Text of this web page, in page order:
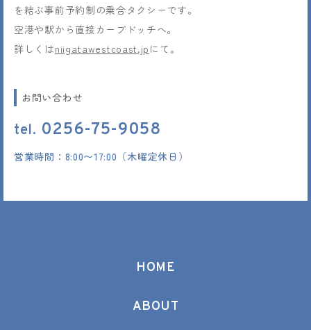
を結ぶ事前予約制の乗合タクシーです。
空港や駅から直接カーブドッチへ。
詳しくはniigatawestcoast.jp にて。
お問い合わせ
tel. 0256-75-9058
営業時間：8:00〜17:00（木曜定休日）
HOME
ABOUT